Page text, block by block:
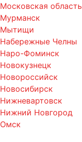
Московская область
Мурманск
Мытищи
Набережные Челны
Наро-Фоминск
Новокузнецк
Новороссийск
Новосибирск
Нижневартовск
Нижний Новгород
Омск